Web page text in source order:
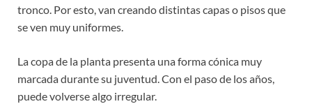
tronco. Por esto, van creando distintas capas o pisos que
se ven muy uniformes.
La copa de la planta presenta una forma cónica muy
marcada durante su juventud. Con el paso de los años,
puede volverse algo irregular.